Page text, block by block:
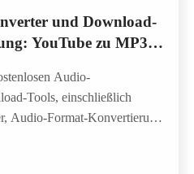
und Download-
YouTube zu MP3,
Audio-
Tools, einschließlich
Audio-Format-Konvertierung